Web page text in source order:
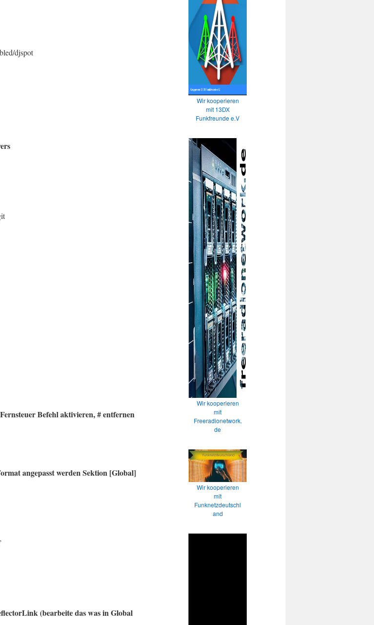
djspot
Befehl aktivieren, # entfernen
angepasst werden Sektion [Global]
(bearbeite das was in Global
Wir kooperieren
mit 13DX
Funkfreunde e.V
Wir kooperieren
mit
Freeradionetwork.
de
Wir kooperieren
mit
Funknetzdeutschl
and